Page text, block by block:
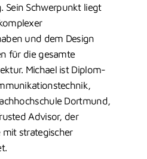
Sein Schwerpunkt liegt
und dem Design
für die gesamte
Michael ist Diplom-
Dortmund,
Advisor, der
strategischer